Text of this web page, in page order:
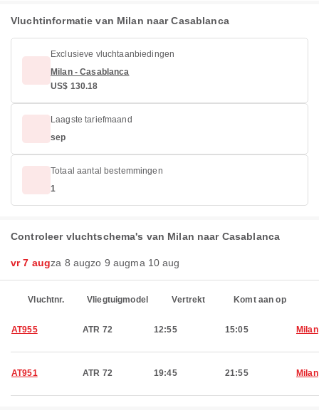
Vluchtinformatie van Milan naar Casablanca
Exclusieve vluchtaanbiedingen
Milan - Casablanca
US$ 130.18
Laagste tariefmaand
sep
Totaal aantal bestemmingen
1
Controleer vluchtschema's van Milan naar Casablanca
vr 7 augza 8 augzo 9 augma 10 aug
Vluchtnr. Vliegtuigmodel Vertrekt Komt aan op
AT955 ATR 72 12:55 15:05 Milan
AT951 ATR 72 19:45 21:55 Milan